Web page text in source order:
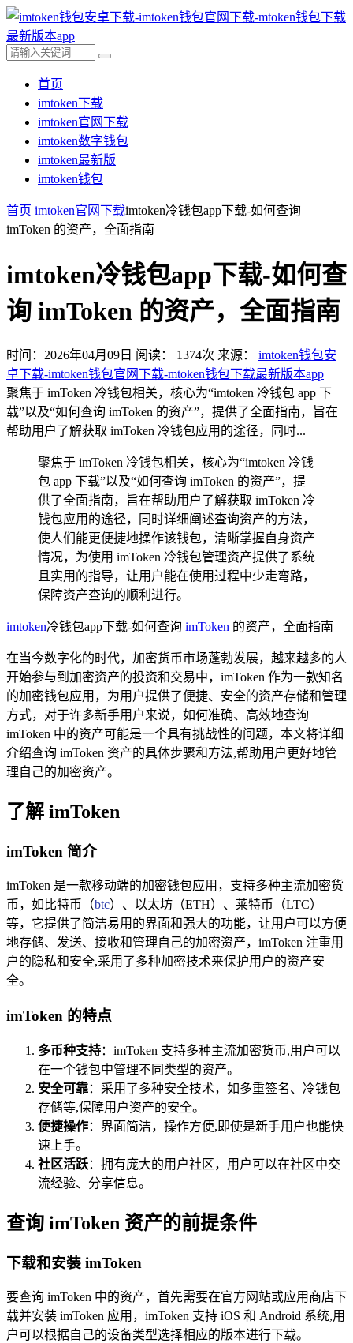
首页
imtoken下载
imtoken官网下载
imtoken数字钱包
imtoken最新版
imtoken钱包
首页 imtoken官网下载imtoken冷钱包app下载-如何查询
imToken 的资产，全面指南
imtoken冷钱包app下载-如何查
询 imToken 的资产，全面指南
时间：2026年04月09日 阅读： 1374次 来源： imtoken钱包安
卓下载-imtoken钱包官网下载-mtoken钱包下载最新版本app
聚焦于 imToken 冷钱包相关，核心为“imtoken 冷钱包 app 下
载”以及“如何查询 imToken 的资产”，提供了全面指南，旨在
帮助用户了解获取 imToken 冷钱包应用的途径，同时...
聚焦于 imToken 冷钱包相关，核心为“imtoken 冷钱
包 app 下载”以及“如何查询 imToken 的资产”，提
供了全面指南，旨在帮助用户了解获取 imToken 冷
钱包应用的途径，同时详细阐述查询资产的方法，
使人们能更便捷地操作该钱包，清晰掌握自身资产
情况，为使用 imToken 冷钱包管理资产提供了系统
且实用的指导，让用户能在使用过程中少走弯路，
保障资产查询的顺利进行。
imtoken冷钱包app下载-如何查询 imToken 的资产，全面指南
在当今数字化的时代，加密货币市场蓬勃发展，越来越多的人
开始参与到加密资产的投资和交易中，imToken 作为一款知名
的加密钱包应用，为用户提供了便捷、安全的资产存储和管理
方式，对于许多新手用户来说，如何准确、高效地查询
imToken 中的资产可能是一个具有挑战性的问题，本文将详细
介绍查询 imToken 资产的具体步骤和方法,帮助用户更好地管
理自己的加密资产。
了解 imToken
imToken 简介
imToken 是一款移动端的加密钱包应用，支持多种主流加密货
币，如比特币（btc）、以太坊（ETH）、莱特币（LTC）
等，它提供了简洁易用的界面和强大的功能，让用户可以方便
地存储、发送、接收和管理自己的加密资产，imToken 注重用
户的隐私和安全,采用了多种加密技术来保护用户的资产安
全。
imToken 的特点
多币种支持：imToken 支持多种主流加密货币,用户可以
在一个钱包中管理不同类型的资产。
安全可靠：采用了多种安全技术，如多重签名、冷钱包
存储等,保障用户资产的安全。
便捷操作：界面简洁，操作方便,即使是新手用户也能快
速上手。
社区活跃：拥有庞大的用户社区，用户可以在社区中交
流经验、分享信息。
查询 imToken 资产的前提条件
下载和安装 imToken
要查询 imToken 中的资产，首先需要在官方网站或应用商店下
载并安装 imToken 应用，imToken 支持 iOS 和 Android 系统,用
户可以根据自己的设备类型选择相应的版本进行下载。